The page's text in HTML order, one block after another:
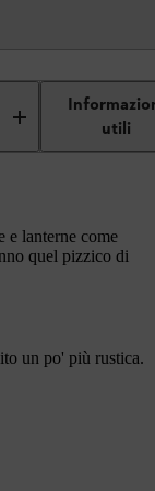
utili
e lanterne come
quel pizzico di
un po' più rustica.